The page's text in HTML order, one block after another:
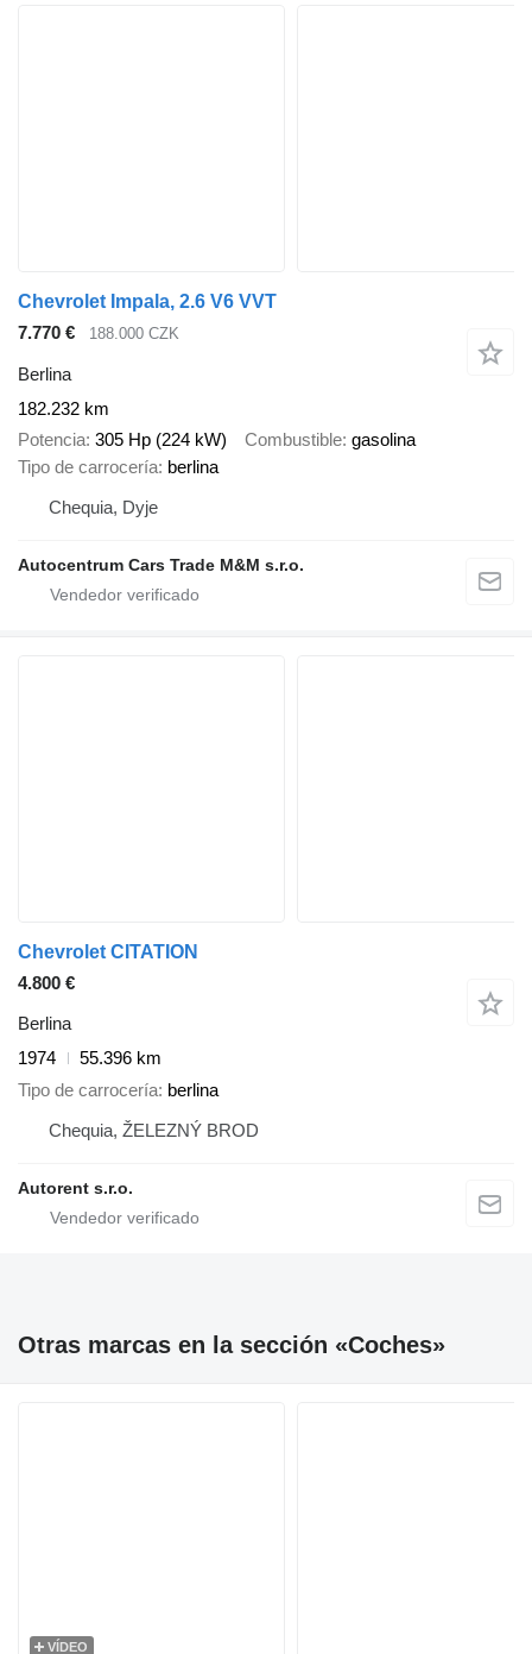
Chevrolet Impala, 2.6 V6 VVT
7.770 €
188.000 CZK
Berlina
182.232 km
Potencia 305 Hp (224 kW) Combustible gasolina
Tipo de carrocería berlina
Chequia, Dyje
Autocentrum Cars Trade M&M s.r.o.
Chevrolet CITATION
4.800 €
Berlina
1974
55.396 km
Tipo de carrocería berlina
Chequia, ŽELEZNÝ BROD
Autorent s.r.o.
Otras marcas en la sección «Coches»
VÍDEO